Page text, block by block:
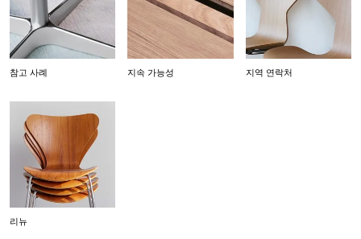
참고 사례 지속 가능성 지역 연락처
리뉴